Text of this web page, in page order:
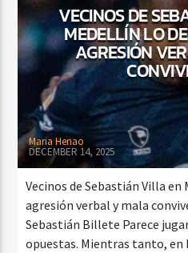
VECINOS DE
MEDELLÍN LO
AGRESIÓN
Maria Henao
DECEMBER 14, 2025
Vecinos de Sebastián Villa
agresión verbal y mala
Sebastián Billete Parece
opuestas. Mientras tanto, en